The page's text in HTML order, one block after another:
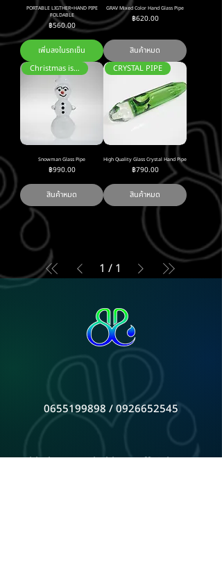
PORTABLE LIGTHER+HAND PIPE
FOLDABLE
ราคา
฿560.00
เพิ่มลงในรถเข็น
GRAV Mixed Color Hand Glass Pipe
ราคา
฿620.00
สินค้าหมด
Christmas is coming
Snowman Glass Pipe
ราคา
฿990.00
สินค้าหมด
CRYSTAL PIPE
High Quality Glass Crystal Hand Pipe
ราคา
฿790.00
สินค้าหมด
1 / 1
0655199898 / 0926652545
bbglassceo@bahbongofficial.com